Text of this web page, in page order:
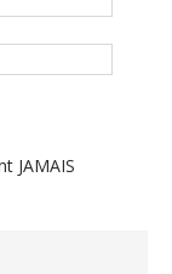
JAMAIS